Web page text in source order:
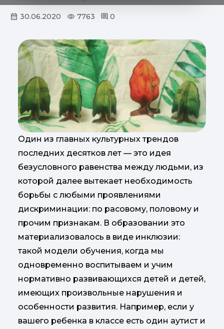
30.06.2020 7763 0
Один из главных культурных трендов
последних десятков лет — это идея
безусловного равенства между людьми, из
которой далее вытекает необходимость
борьбы с любыми проявлениями
дискриминации: по расовому, половому и
прочим признакам. В образовании это
материализовалось в виде инклюзии:
такой модели обучения, когда мы
одновременно воспитываем и учим
нормативно развивающихся детей и детей,
имеющих произвольные нарушения и
особенности развития. Например, если у
вашего ребенка в классе есть один аутист и